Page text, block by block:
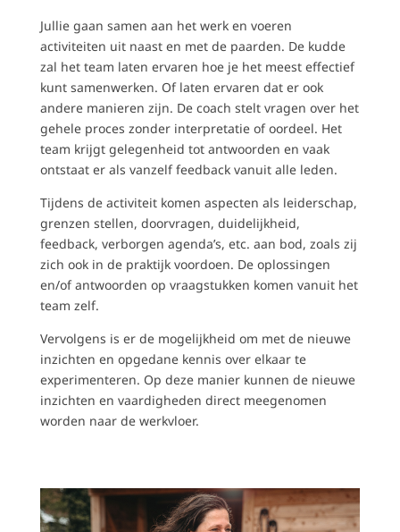
Jullie gaan samen aan het werk en voeren
activiteiten uit naast en met de paarden. De kudde
zal het team laten ervaren hoe je het meest effectief
kunt samenwerken. Of laten ervaren dat er ook
andere manieren zijn. De coach stelt vragen over het
gehele proces zonder interpretatie of oordeel. Het
team krijgt gelegenheid tot antwoorden en vaak
ontstaat er als vanzelf feedback vanuit alle leden.
Tijdens de activiteit komen aspecten als leiderschap,
grenzen stellen, doorvragen, duidelijkheid,
feedback, verborgen agenda’s, etc. aan bod, zoals zij
zich ook in de praktijk voordoen. De oplossingen
en/of antwoorden op vraagstukken komen vanuit het
team zelf.
Vervolgens is er de mogelijkheid om met de nieuwe
inzichten en opgedane kennis over elkaar te
experimenteren. Op deze manier kunnen de nieuwe
inzichten en vaardigheden direct meegenomen
worden naar de werkvloer.